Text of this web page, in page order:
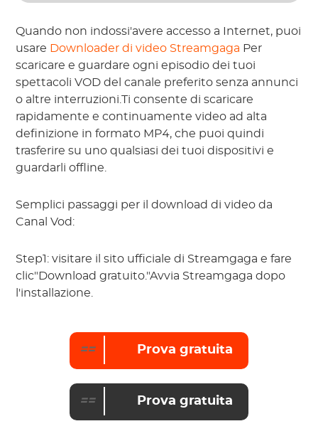
Quando non indossi'avere accesso a Internet, puoi
usare Downloader di video Streamgaga Per
scaricare e guardare ogni episodio dei tuoi
spettacoli VOD del canale preferito senza annunci
o altre interruzioni.Ti consente di scaricare
rapidamente e continuamente video ad alta
definizione in formato MP4, che puoi quindi
trasferire su uno qualsiasi dei tuoi dispositivi e
guardarli offline.
Semplici passaggi per il download di video da
Canal Vod:
Step1: visitare il sito ufficiale di Streamgaga e fare
clic"Download gratuito."Avvia Streamgaga dopo
l'installazione.
== Prova gratuita
== Prova gratuita